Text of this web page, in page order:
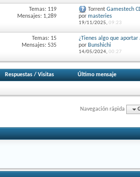
Temas: 119
Mensajes: 1,289
Torrent Gamestech
por masteries
19/11/2025, 09:23
Temas: 15
Mensajes: 535
¿Tienes algo que aportar
por Bunshichi
14/05/2024, 00:27
Respuestas /Visitas Último mensaje
Navegación rápida